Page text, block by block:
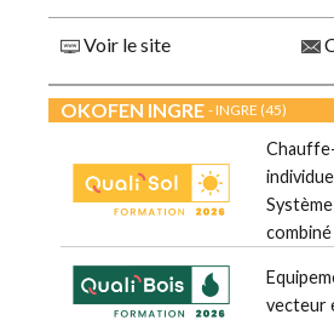
Voir le site
OKOFEN INGRE - INGRE (45)
combiné
vecteur